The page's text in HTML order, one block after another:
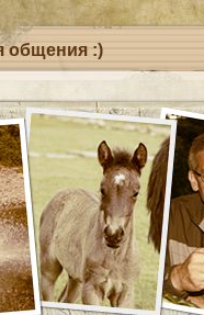
общения :)